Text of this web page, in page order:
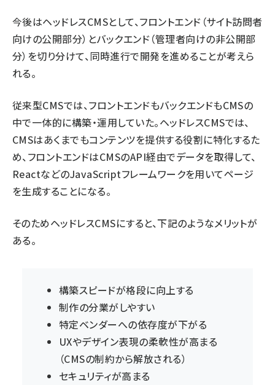
今後はヘッドレスCMSとして、フロントエンド（サイト訪問者
向けの公開部分）とバックエンド（管理者向けの非公開部
分）を切り分けて、同時進行で開発を進めることが考えら
れる。
従来型CMSでは、フロントエンドもバックエンドもCMSの
中で一体的に構築・運用していた。ヘッドレスCMSでは、
CMSはあくまでもコンテンツを提供する役割に特化するた
め、フロントエンドはCMSのAPI経由でデータを取得して、
ReactなどのJavaScriptフレームワークを用いてページ
を生成することになる。
そのためヘッドレスCMSにすると、下記のようなメリットが
ある。
構築スピードが格段に向上する
制作の分業がしやすい
特定ベンダーへの依存度が下がる
UXやデザイン表現の柔軟性が高まる
（CMSの制約から解放される）
セキュリティが高まる